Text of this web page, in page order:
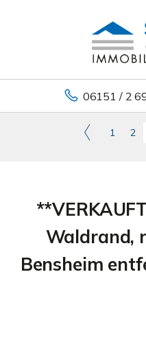
06151 / 2
1 2
Waldrand,
Bensheim